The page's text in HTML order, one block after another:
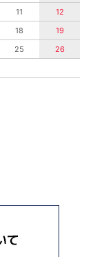
11
12
18
19
25
26